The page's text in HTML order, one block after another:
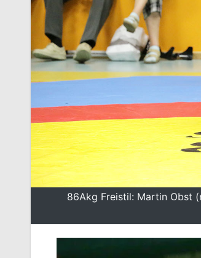
86Akg Freistil: Martin Obst